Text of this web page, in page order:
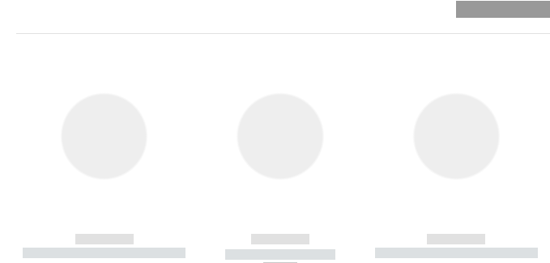
------------
----------- ----------- ----------
------------
----------- -----------
------------
----------- ----------- ----------